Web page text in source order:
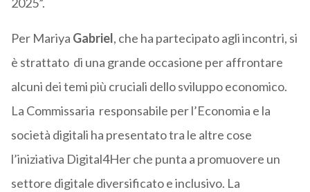
2025”.
Per Mariya Gabriel, che ha partecipato agli incontri, si
è strattato di una grande occasione per affrontare
alcuni dei temi più cruciali dello sviluppo economico.
La Commissaria responsabile per l’Economia e la
società digitali ha presentato tra le altre cose
l’iniziativa Digital4Her che punta a promuovere un
settore digitale diversificato e inclusivo. La